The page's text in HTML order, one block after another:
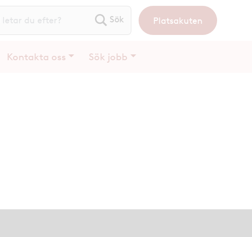
Sök efter: Platsakuten
Kontakta oss Sök jobb